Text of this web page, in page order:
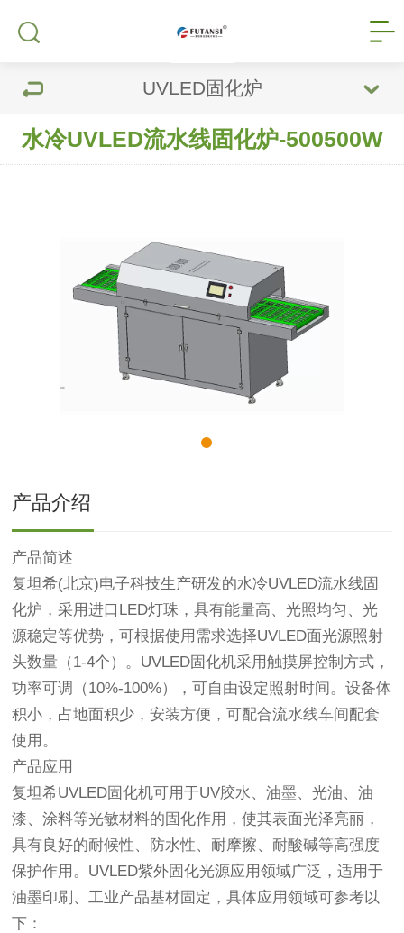
UVLED固化炉
水冷UVLED流水线固化炉-500500W
产品介绍
产品简述
复坦希(北京)电子科技生产研发的水冷UVLED流水线固
化炉，采用进口LED灯珠，具有能量高、光照均匀、光
源稳定等优势，可根据使用需求选择UVLED面光源照射
头数量（1-4个）。UVLED固化机采用触摸屏控制方式，
功率可调（10%-100%），可自由设定照射时间。设备体
积小，占地面积少，安装方便，可配合流水线车间配套
使用。
产品应用
复坦希UVLED固化机可用于UV胶水、油墨、光油、油
漆、涂料等光敏材料的固化作用，使其表面光泽亮丽，
具有良好的耐候性、防水性、耐摩擦、耐酸碱等高强度
保护作用。UVLED紫外固化光源应用领域广泛，适用于
油墨印刷、工业产品基材固定，具体应用领域可参考以
下：